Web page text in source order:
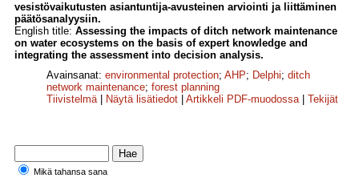
vesistövaikutusten asiantuntija-avusteinen arviointi ja liittäminen
päätösanalyysiin.
English title: Assessing the impacts of ditch network maintenance
on water ecosystems on the basis of expert knowledge and
integrating the assessment into decision analysis.
Avainsanat: environmental protection; AHP; Delphi; ditch
network maintenance; forest planning
Tiivistelmä| Näytä lisätiedot Artikkeli PDF-muodossa| Tekijät
Mikä tahansa sana